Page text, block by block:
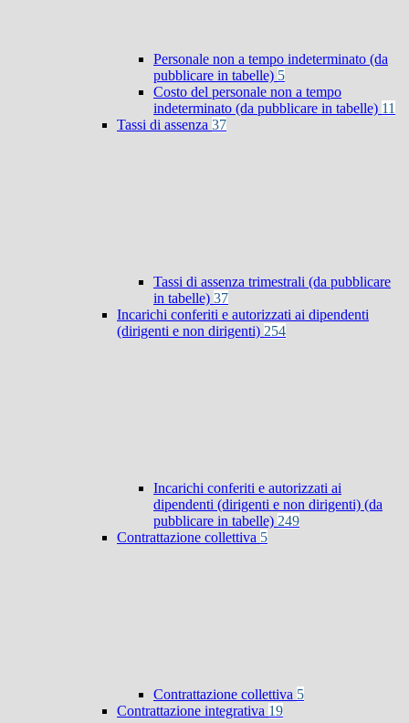
Personale non a tempo indeterminato (da
pubblicare in tabelle) 5
Costo del personale non a tempo
indeterminato (da pubblicare in tabelle) 11
Tassi di assenza 37
Tassi di assenza trimestrali (da pubblicare
in tabelle) 37
Incarichi conferiti e autorizzati ai dipendenti
(dirigenti e non dirigenti) 254
Incarichi conferiti e autorizzati ai
dipendenti (dirigenti e non dirigenti) (da
pubblicare in tabelle) 249
Contrattazione collettiva 5
Contrattazione collettiva 5
Contrattazione integrativa 19